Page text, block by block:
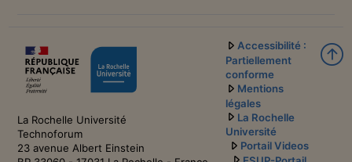
La Rochelle Université
Technoforum
23 avenue Albert Einstein
Accessibilité :
Partiellement
conforme
Mentions
légales
La Rochelle
Université
Portail Videos